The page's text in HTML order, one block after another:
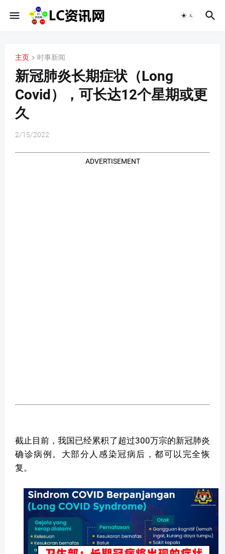
主页 时事新闻
新冠肺炎长期症状（Long
Covid），可长达12个星期或更
久
2/15/2022
ADVERTISEMENT
截止目前，我国已经累积了超过300万宗的新冠肺炎
确诊病例。大部分人感染冠病后，都可以完全恢
复。